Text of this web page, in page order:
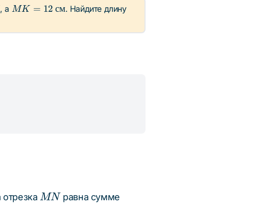
, а MK
\text{
MK = 12 см. Найдите длину
отрезка MN
MN равна сумме